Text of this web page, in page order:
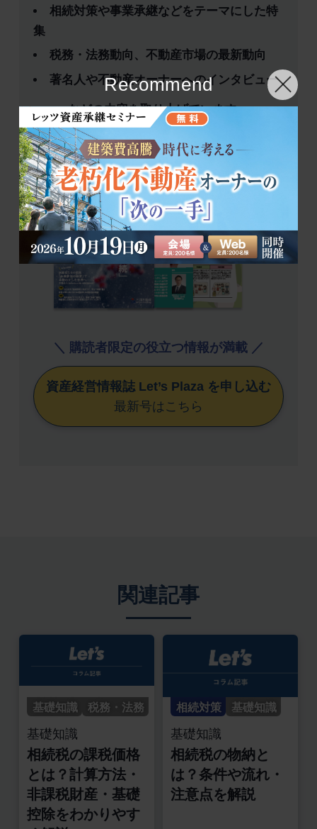
相続対策や事業承継などをテーマにした特
集
税務・法務動向、不動産市場の最新動向
著名人や不動産オーナーへのインタビュー
などの内容を取り上げています。
皆様の資産経営や不動産のお悩み解決に、
ぜひお役立てください。
＼ 購読者限定の役立つ情報が満載 ／
資産経営情報誌 Let’s Plaza を申し込む
最新号はこちら
関連記事
基礎知識 税務・法務
基礎知識
相続税の課税価格
とは？計算方法・
非課税財産・基礎
控除をわかりやす
相続対策 基礎知識
基礎知識
相続税の物納と
は？条件や流れ・
注意点を解説
Recommend